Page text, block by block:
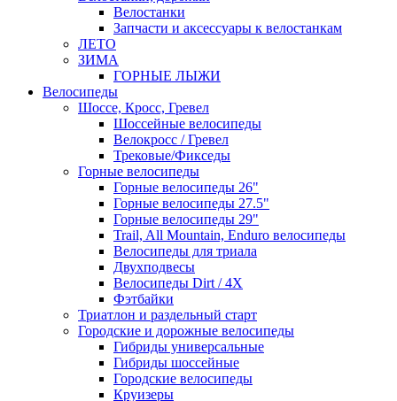
Велостанки
Запчасти и аксессуары к велостанкам
ЛЕТО
ЗИМА
ГОРНЫЕ ЛЫЖИ
Велосипеды
Шоссе, Кросс, Гревел
Шоссейные велосипеды
Велокросс / Гревел
Трековые/Фикседы
Горные велосипеды
Горные велосипеды 26"
Горные велосипеды 27.5"
Горные велосипеды 29"
Trail, All Mountain, Enduro велосипеды
Велосипеды для триала
Двухподвесы
Велосипеды Dirt / 4X
Фэтбайки
Триатлон и раздельный старт
Городские и дорожные велосипеды
Гибриды универсальные
Гибриды шоссейные
Городские велосипеды
Круизеры